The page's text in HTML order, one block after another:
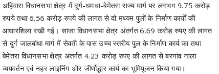
अहिवारा विधानसभा क्षेत्र में दुर्ग-धमधा-बेमेतरा राज्य मार्ग पर लगभग 9.75 करोड़
रुपये तथा 6.56 करोड़ रुपये की लागत से दो मध्यम पुलों के निर्माण कार्यों की
आधारशिला रखी गई। साजा विधानसभा क्षेत्र अंतर्गत 6.69 करोड़ रुपए की लागत
से दुर्ग जालबांधा मार्ग में सेवती के पास उच्च स्तरीय पुल के निर्माण कार्य का तथा
बेमेतरा विधानसभा क्षेत्र अंतर्गत 4.23 करोड़ रुपए की लागत से बरगांव नाला
व्यपवर्तन एवं नहर लाइनिंग और जीर्णोद्धार कार्य का भूमिपूजन किया गया।